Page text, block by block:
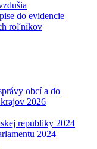
do evidencie
roľníkov
obcí a do
2026
republiky 2024
2024